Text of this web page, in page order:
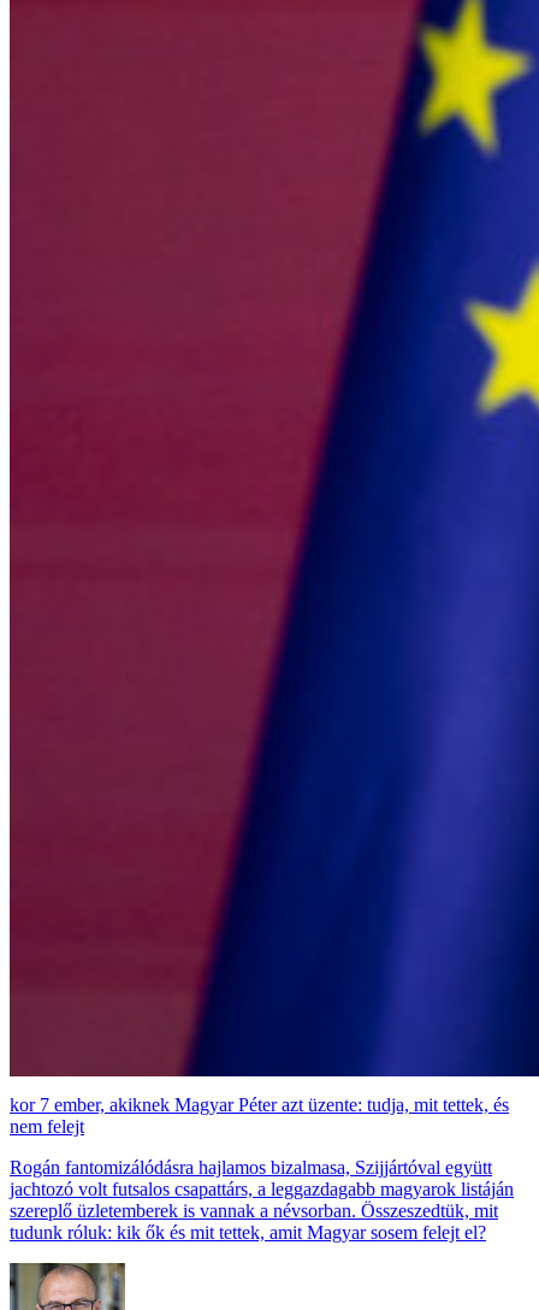
7 ember, akiknek Magyar Péter azt üzente: tudja, mit tettek, és
nem felejt
Rogán fantomizálódásra hajlamos bizalmasa, Szijjártóval együtt
jachtozó volt futsalos csapattárs, a leggazdagabb magyarok listáján
szereplő üzletemberek is vannak a névsorban. Összeszedtük, mit
tudunk róluk: kik ők és mit tettek, amit Magyar sosem felejt el?